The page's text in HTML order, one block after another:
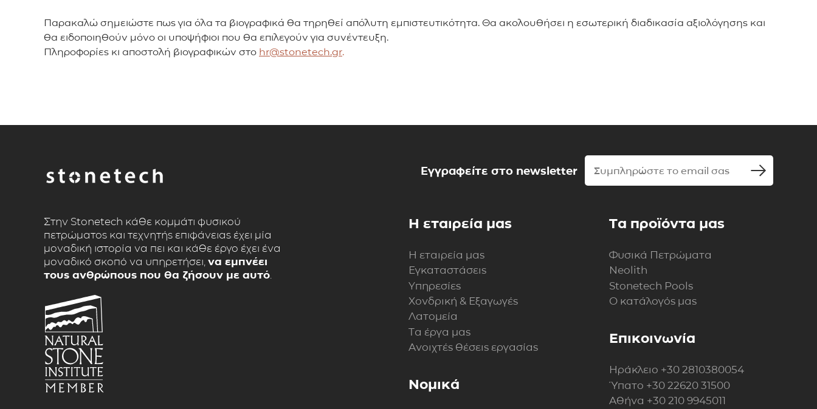
Παρακαλώ σημειώστε πως για όλα τα βιογραφικά θα τηρηθεί απόλυτη εμπιστευτικότητα. Θα ακολουθήσει η εσωτερική διαδικασία αξιολόγησης και
θα ειδοποιηθούν μόνο οι υποψήφιοι που θα επιλεγούν για συνέντευξη.
Πληροφορίες κι αποστολή βιογραφικών στο hr@stonetech.gr.
Εγγραφείτε στο newsletter
Στην Stonetech κάθε κομμάτι φυσικού
πετρώματος και τεχνητής επιφάνειας έχει μία
μοναδική ιστορία να πει και κάθε έργο έχει ένα
μοναδικό σκοπό να υπηρετήσει, να εμπνέει
τους ανθρώπους που θα ζήσουν με αυτό
Η εταιρεία μας
Η εταιρεία μας
Εγκαταστάσεις
Υπηρεσίες
Χονδρική & Εξαγωγές
Λατομεία
Τα έργα μας
Ανοιχτές θέσεις εργασίας
Νομικά
Τα προϊόντα μας
Φυσικά Πετρώματα
Neolith
Stonetech Pools
Ο κατάλογός μας
Επικοινωνία
Ηράκλειο +30 2810380054
Ύπατο +30 22620 31500
Αθήνα +30 210 9945011